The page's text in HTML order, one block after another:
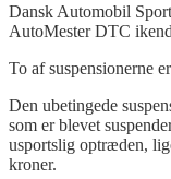
Dansk Automobil
AutoMester DTC
To af suspensionerne
Den ubetingede
som er blevet
usportslig optræden,
kroner.